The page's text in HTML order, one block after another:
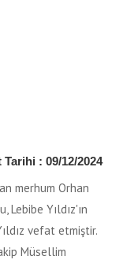
Tarihi : 09/12/2024
merhum Orhan
Lebibe Yıldız'ın
vefat etmiştir.
Müsellim